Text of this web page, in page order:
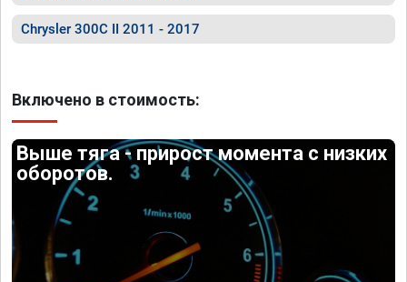
Chrysler 300C II 2011 - 2017
Включено в стоимость:
Выше тяга - прирост момента с низких
оборотов.